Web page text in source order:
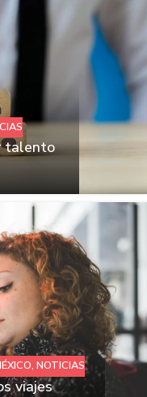
talento
, NOTICIAS
viajes